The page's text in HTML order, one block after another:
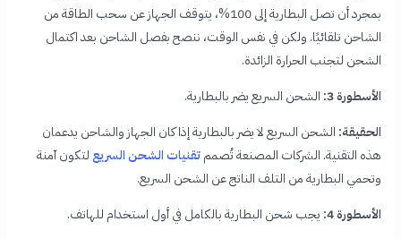
بمجرد أن تصل البطارية إلى 100%، يتوقف الجهاز عن سحب الطاقة من
الشاحن تلقائيًا. ولكن في نفس الوقت، ننصح بفصل الشاحن بعد اكتمال
الشحن لتجنب الحرارة الزائدة.
الأسطورة 3:
الشحن السريع يضر بالبطارية.
الحقيقة: الشحن السريع لا يضر بالبطارية إذا كان الجهاز والشاحن يدعمان
هذه التقنية. الشركات المصنعة تُصممتقنيات الشحن السريع لتكون آمنة
وتحمي البطارية من التلف الناتج عن الشحن السريع.
الأسطورة 4:
يجب شحن البطارية بالكامل في أول استخدام للهاتف.